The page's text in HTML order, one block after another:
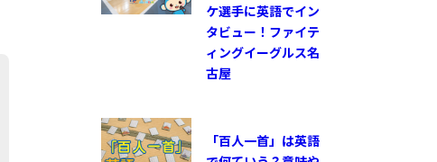
ケ選手に英語でイン
タビュー！ファイテ
ィングイーグルス名
古屋
「百人一首」は英語